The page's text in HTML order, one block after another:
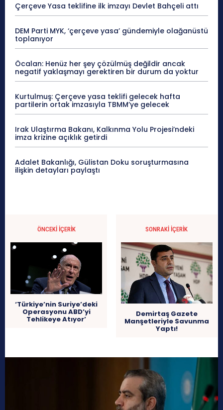
Çerçeve Yasa teklifine ilk imzayı Devlet Bahçeli attı
DEM Parti MYK, ‘çerçeve yasa’ gündemiyle olağanüstü
toplanıyor
Öcalan: Henüz her şey çözülmüş değildir ancak
negatif yaklaşmayı gerektiren bir durum da yoktur
Kurtulmuş: Çerçeve yasa teklifi gelecek hafta
partilerin ortak imzasıyla TBMM’ye gelecek
Irak Ulaştırma Bakanı, Kalkınma Yolu Projesi’ndeki
imza krizine açıklık getirdi
Adalet Bakanlığı, Gülistan Doku soruşturmasına
ilişkin detayları paylaştı
ÖNCEKI İÇERIK
‘Türkiye’nin Suriye’deki
Operasyonu ABD’yi
Tehlikeye Atıyor’
SONRAKI İÇERIK
Demirtaş Gazete
Manşetleriyle Savunma
Yaptı!